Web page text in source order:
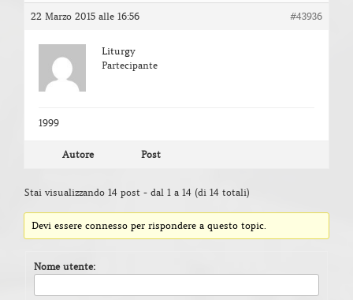
22 Marzo 2015 alle 16:56 #43936
Liturgy
Partecipante
1999
Autore Post
Stai visualizzando 14 post - dal 1 a 14 (di 14 totali)
Devi essere connesso per rispondere a questo topic.
Nome utente: